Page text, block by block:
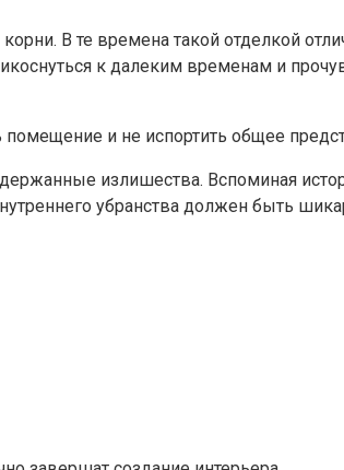
В те времена такой отделкой
к далеким временам и
и не испортить общее
излишества. Вспоминая
убранства должен быть